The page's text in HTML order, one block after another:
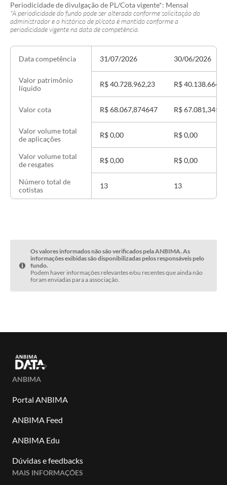
Periodicidade de divulgação de PL/Cota vigente*: Mensal
*A periodicidade do fundo pode ser alterada conforme solicitação do
administrador e o histórico de pl/cota é mantido conforme a
periodicidade vigente na data de competência.
Data competência
Valor patrimônio
líquido
Valor cota
Valor volume total
de aplicações
Valor volume total
de resgates
Número total de
cotistas
31/07/2026
R$ 40.728.962,23
R$ 68.067,874647
R$ 0,00
R$ 0,00
13
30/06/2026
R$
R$
R$ 0,00
R$ 0,00
13
Os valores informados não são verificados pela ANBIMA. As
informações exibidas são disponibilizadas pelos responsáveis pelo
fundo.
Podem haver informações relevantes e/ou recentes que ainda não
foram enviadas para a associação.
ANBIMA
Portal ANBIMA
ANBIMA Feed
ANBIMA Edu
Dúvidas e feedbacks
MAIS INFORMAÇÕES